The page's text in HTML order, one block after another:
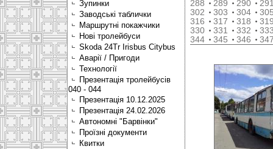
Зупинки
Заводські таблички
Маршрутні покажчики
Нові тролейбуси
Skoda 24Tr Irisbus Citybus
Аварії / Пригоди
Технології
Презентація тролейбусів
040 - 044
Презентація 10.12.2025
Презентація 24.02.2026
Автономні "Барвінки"
Проїзні документи
Квитки
288
289 290
302
303 304
316
317 318
330
331 332
344
345 346